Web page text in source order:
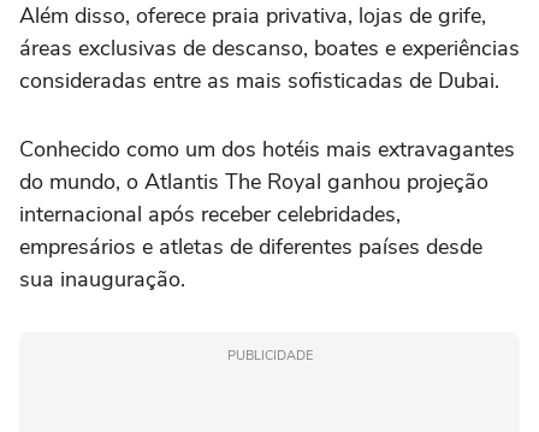
Além disso, oferece praia privativa, lojas de grife,
áreas exclusivas de descanso, boates e experiências
consideradas entre as mais sofisticadas de Dubai.
Conhecido como um dos hotéis mais extravagantes
do mundo, o Atlantis The Royal ganhou projeção
internacional após receber celebridades,
empresários e atletas de diferentes países desde
sua inauguração.
PUBLICIDADE